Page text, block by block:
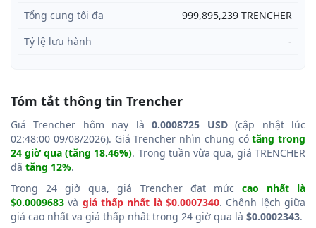
Tổng cung tối đa
999,895,239 TRENCHER
Tỷ lệ lưu hành
-
Tóm tắt thông tin Trencher
Giá Trencher hôm nay là0.0008725 USD(cập nhật lúc
02:48:00 09/08/2026). Giá Trencher nhìn chung cótăng trong
24 giờ qua (tăng 18.46%). Trong tuần vừa qua, giá TRENCHER
đã tăng 12%.
Trong 24 giờ qua, giá Trencher đạt mức cao nhất là
$0.0009683 và giá thấp nhất là $0.0007340. Chênh lệch giữa
giá cao nhất va giá thấp nhất trong 24 giờ qua là $0.0002343.